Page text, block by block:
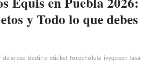
y Todo lo que debes
delarose destino eticket forocholula ivyqueen